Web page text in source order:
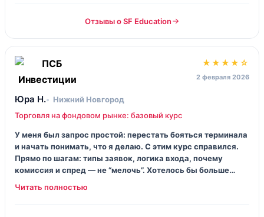
Отзывы о SF Education
★★★★☆
2 февраля 2026
Юра Н.
Нижний Новгород
Торговля на фондовом рынке: базовый курс
У меня был запрос простой: перестать бояться терминала
и начать понимать, что я делаю. С этим курс справился.
Прямо по шагам: типы заявок, логика входа, почему
комиссия и спред — не “мелочь”. Хотелось бы больше
живых разборов ситуаций из рынка, но для базы —